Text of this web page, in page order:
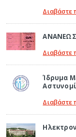
Διαβάστε
Διαβάστε
Ίδρυμα
Διαβάστε